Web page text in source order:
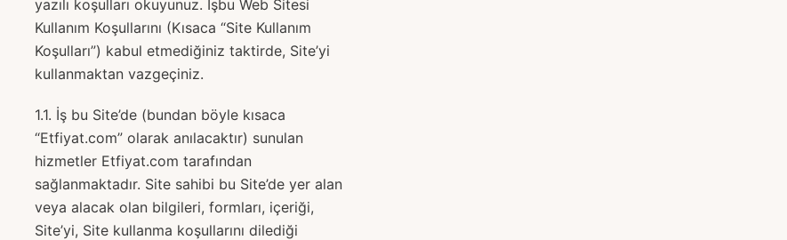
yazılı koşulları okuyunuz. İşbu Web Sitesi
Kullanım Koşullarını (Kısaca “Site Kullanım
Koşulları”) kabul etmediğiniz taktirde, Site’yi
kullanmaktan vazgeçiniz.
1.1. İş bu Site’de (bundan böyle kısaca
“Etfiyat.com” olarak anılacaktır) sunulan
hizmetler Etfiyat.com tarafından
sağlanmaktadır. Site sahibi bu Site’de yer alan
veya alacak olan bilgileri, formları, içeriği,
Site’yi, Site kullanma koşullarını dilediği